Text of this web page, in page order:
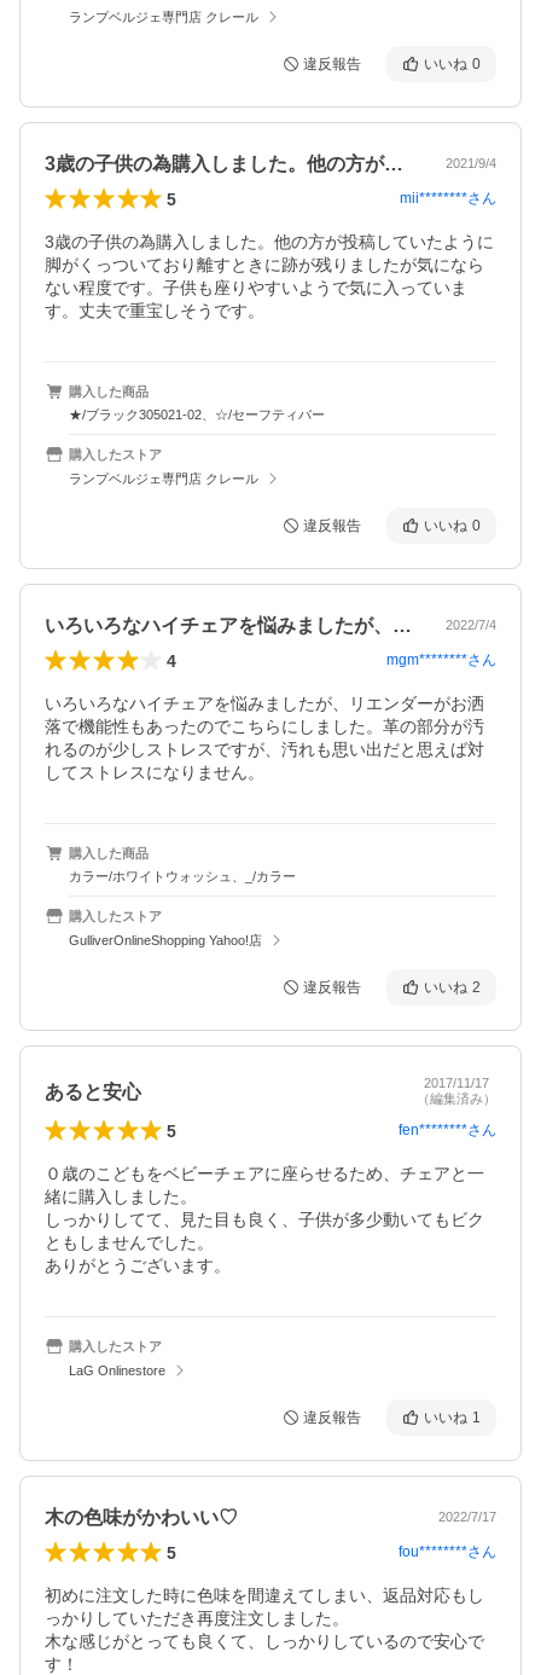
ランプベルジェ専門店 クレール
違反報告 いいね 0
3歳の子供の為購入しました。他の方が投… 2021/9/4
5 mii********さん
3歳の子供の為購入しました。他の方が投稿していたように
脚がくっついており離すときに跡が残りましたが気になら
ない程度です。子供も座りやすいようで気に入っていま
す。丈夫で重宝しそうです。
購入した商品
★/ブラック305021-02、☆/セーフティバー
購入したストア
ランプベルジェ専門店 クレール
違反報告 いいね 0
いろいろなハイチェアを悩みましたが、リ… 2022/7/4
4 mgm********さん
いろいろなハイチェアを悩みましたが、リエンダーがお洒
落で機能性もあったのでこちらにしました。革の部分が汚
れるのが少しストレスですが、汚れも思い出だと思えば対
してストレスになりません。
購入した商品
カラー/ホワイトウォッシュ、_/カラー
購入したストア
GulliverOnlineShopping Yahoo!店
違反報告 いいね 2
あると安心
2017/11/17
（編集済み）
5 fen********さん
０歳のこどもをベビーチェアに座らせるため、チェアと一
緒に購入しました。
しっかりしてて、見た目も良く、子供が多少動いてもビク
ともしませんでした。
ありがとうございます。
購入したストア
LaG Onlinestore
違反報告 いいね 1
木の色味がかわいい♡ 2022/7/17
5 fou********さん
初めに注文した時に色味を間違えてしまい、返品対応もし
っかりしていただき再度注文しました。
木な感じがとっても良くて、しっかりしているので安心で
す！